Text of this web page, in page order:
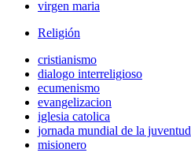
virgen maria
Religión
cristianismo
dialogo interreligioso
ecumenismo
evangelizacion
iglesia catolica
jornada mundial de la juventud
misionero